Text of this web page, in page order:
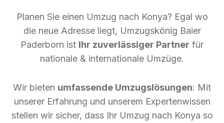
Planen Sie einen Umzug nach Konya? Egal wo
die neue Adresse liegt, Umzugskönig Baier
Paderborn ist Ihr zuverlässiger Partner für
nationale & internationale Umzüge.
Wir bieten umfassende Umzugslösungen: Mit
unserer Erfahrung und unserem Expertenwissen
stellen wir sicher, dass Ihr Umzug nach Konya so